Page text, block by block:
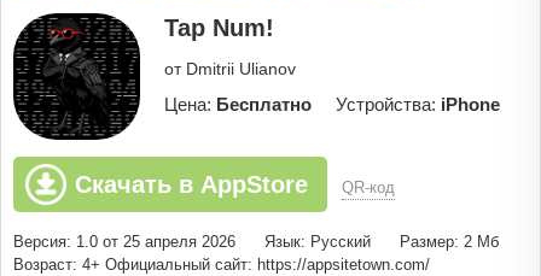
Tap Num!
от Dmitrii Ulianov
Цена: Бесплатно Устройства: iPhone
Скачать в AppStore QR-код
Версия: 1.0 от 25 апреля 2026 Язык: Русский
Размер: 2 Мб
Возраст: 4+ Официальный сайт: https://appsitetown.com/